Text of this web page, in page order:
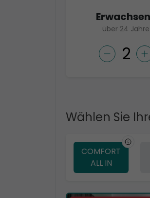
über 24 Jahre
Wählen Sie
COMFORT
ALL IN